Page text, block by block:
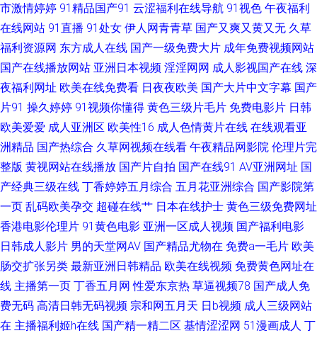
自慰 91国产微拍 爱豆传媒性爱影片 国內精品久久 女同肛交动漫 香焦视频
91系列在线播放 岛国动作片网站 久久国产乱子伦精 人人摸人人乐 亚洲吃瓜
福利 91永久免费 成人三级免费网站 黄色小视频WW 日本AA片 亚洲伦理四区
在线 操逼av资源网 激情午夜福利 欧美性爱先锋 午夜视频97 91色情软件入口
久久国产精品√√ 三级香蕉视频 97资源美女 国产在线视频 欧美性戟 微拍福利
哇咔呀 91深候 国产91在线观看 蜜臀av勉费论理 视频偷拍一区18 最新浮力
网址公 丁香五月成人 蜜桃传媒91 婷婷偷拍 91极品探花 成人天堂网 精品久
热 人人操人人 亚洲人成人网站在 日本欧美国产综合 成人黃色一級片 天堂资
源在线
市激情婷婷 91精品国产91 云涩福利在线导航 91视色 午夜福利
在线网站 91直播 91处女 伊人网青青草 国产又爽又黄又无 久草
福利资源网 东方成人在线 国产一级免费大片 成年免费视频网站
国产在线播放网站 亚洲日本视频 淫淫网网 成人影视国产在线 深
夜福利网址 欧美在线免费看 日夜夜欧美 国产大片中文字幕 国产
片91 操久婷婷 91视频你懂得 黄色三级片毛片 免费电影片 日韩
欧美爱爱 成人亚洲区 欧美性16 成人色情黄片在线 在线观看亚
洲精品 国产热综合 久草网视频在线看 午夜精品网影院 伦理片完
整版 黄视网站在线播放 国产片自拍 国产在线91 AV亚洲网址 国
产经典三级在线 丁香婷婷五月综合 五月花亚洲综合 国产影院第
一页 乱码欧美孕交 超碰在线艹 日本在线护士 黄色三级免费网址
香港电影伦理片 91黄色电影 亚洲一区成人视频 国产福利电影
日韩成人影片 男的天堂网AV 国产精品尤物在 免费a一毛片 欧美
肠交扩张另类 最新亚洲日韩精品 欧美在线视频 免费黄色网址在
线 主播第一页 丁香五月网 性爱东京热 草逼视频78 国产成人免
费无码 高清日韩无码视频 宗和网五月天 日b视频 成人三级网站
在 主播福利姬h在线 国产精一精二区 基情涩涩网 51漫画成人 丁